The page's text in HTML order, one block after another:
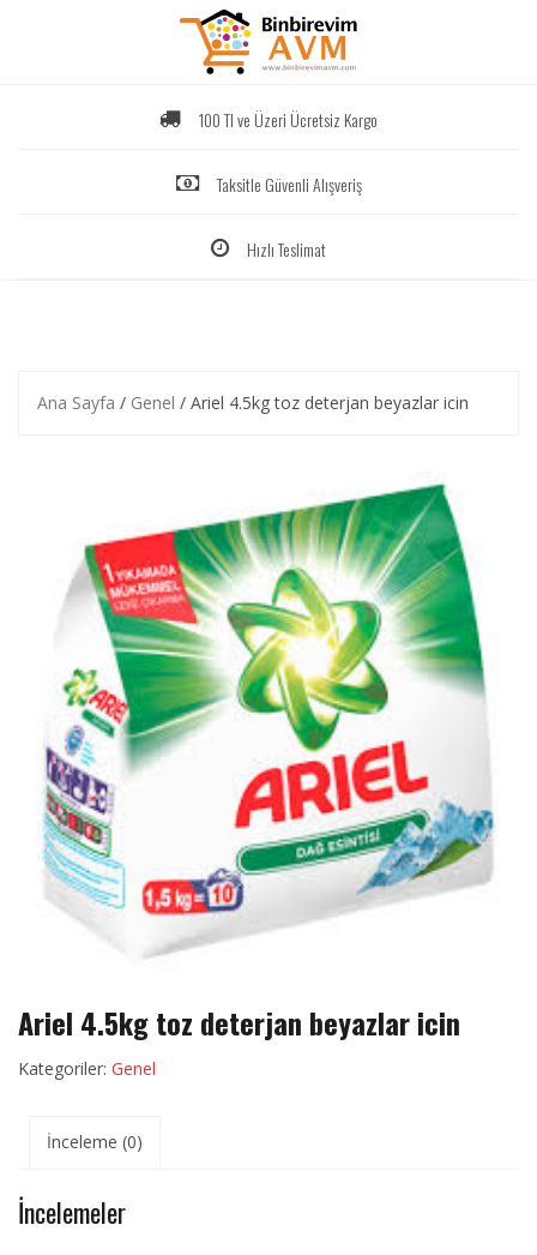
100 Tl ve Üzeri Ücretsiz Kargo
Taksitle Güvenli Alışveriş
Hızlı Teslimat
Ana Sayfa / Genel / Ariel 4.5kg toz deterjan beyazlar icin
Ariel 4.5kg toz deterjan beyazlar icin
Kategoriler: Genel
İnceleme (0)
İncelemeler